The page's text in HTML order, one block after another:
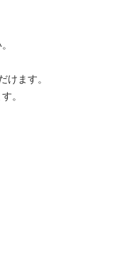
けます。
。